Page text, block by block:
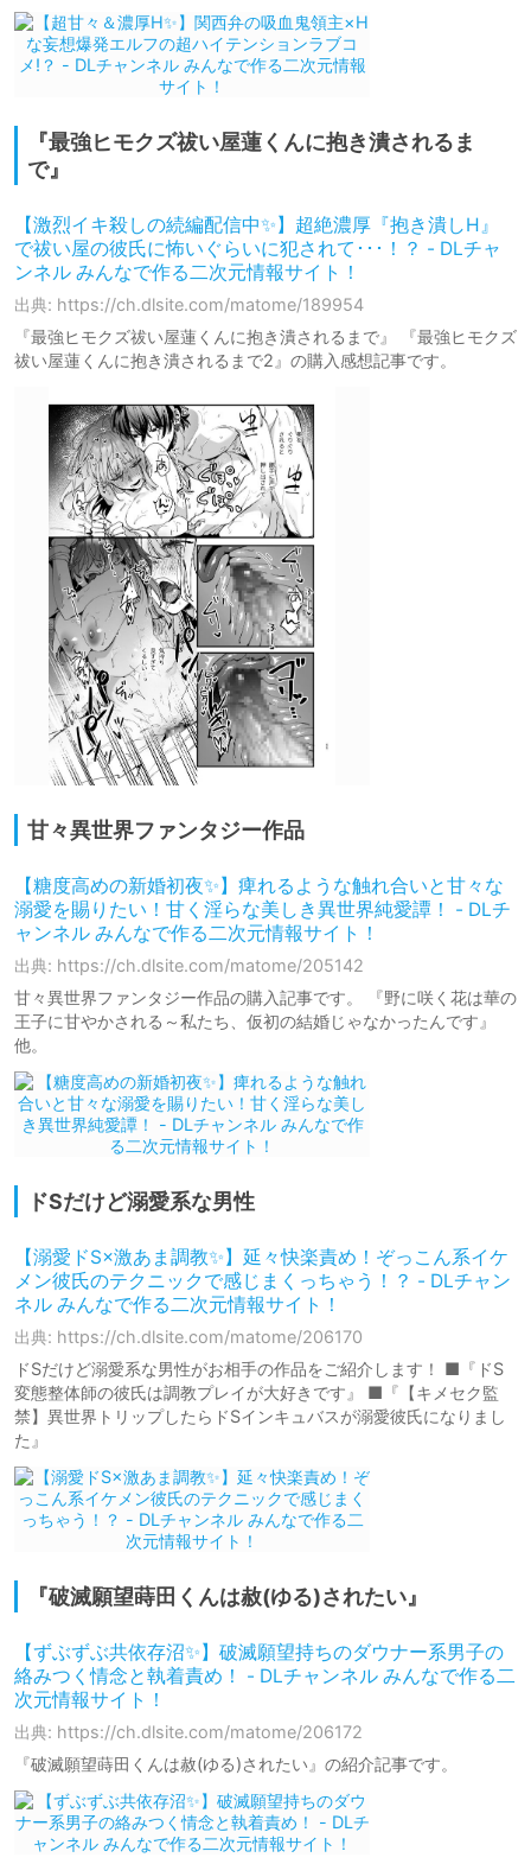
『最強ヒモクズ祓い屋蓮くんに抱き潰されるま
で』
【激烈イキ殺しの続編配信中✨】超絶濃厚『抱き潰しH』
で祓い屋の彼氏に怖いぐらいに犯されて･･･！？ - DLチャ
ンネル みんなで作る二次元情報サイト！
出典: https://ch.dlsite.com/matome/189954
『最強ヒモクズ祓い屋蓮くんに抱き潰されるまで』 『最強ヒモクズ
祓い屋蓮くんに抱き潰されるまで2』の購入感想記事です。
甘々異世界ファンタジー作品
【糖度高めの新婚初夜✨】痺れるような触れ合いと甘々な
溺愛を賜りたい！甘く淫らな美しき異世界純愛譚！ - DLチ
ャンネル みんなで作る二次元情報サイト！
出典: https://ch.dlsite.com/matome/205142
甘々異世界ファンタジー作品の購入記事です。 『野に咲く花は華の
王子に甘やかされる～私たち、仮初の結婚じゃなかったんです』
他。
ドSだけど溺愛系な男性
【溺愛ドS×激あま調教✨】延々快楽責め！ぞっこん系イケ
メン彼氏のテクニックで感じまくっちゃう！？ - DLチャン
ネル みんなで作る二次元情報サイト！
出典: https://ch.dlsite.com/matome/206170
ドSだけど溺愛系な男性がお相手の作品をご紹介します！ ■『ドS
変態整体師の彼氏は調教プレイが大好きです』 ■『【キメセク監
禁】異世界トリップしたらドSインキュバスが溺愛彼氏になりまし
た』
『破滅願望蒔田くんは赦(ゆる)されたい』
【ずぶずぶ共依存沼✨】破滅願望持ちのダウナー系男子の
絡みつく情念と執着責め！ - DLチャンネル みんなで作る二
次元情報サイト！
出典: https://ch.dlsite.com/matome/206172
『破滅願望蒔田くんは赦(ゆる)されたい』の紹介記事です。